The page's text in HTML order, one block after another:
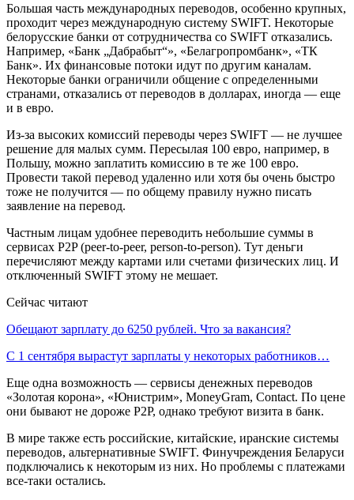
Большая часть международных переводов, особенно крупных,
проходит через международную систему SWIFT. Некоторые
белорусские банки от сотрудничества со SWIFT отказались.
Например, «Банк „Дабрабыт“», «Белагропромбанк», «ТК
Банк». Их финансовые потоки идут по другим каналам.
Некоторые банки ограничили общение с определенными
странами, отказались от переводов в долларах, иногда — еще
и в евро.
Из-за высоких комиссий переводы через SWIFT — не лучшее
решение для малых сумм. Пересылая 100 евро, например, в
Польшу, можно заплатить комиссию в те же 100 евро.
Провести такой перевод удаленно или хотя бы очень быстро
тоже не получится — по общему правилу нужно писать
заявление на перевод.
Частным лицам удобнее переводить небольшие суммы в
сервисах P2P (peer-to-peer, person-to-person). Тут деньги
перечисляют между картами или счетами физических лиц. И
отключенный SWIFT этому не мешает.
Сейчас читают
Обещают зарплату до 6250 рублей. Что за вакансия?
С 1 сентября вырастут зарплаты у некоторых работников…
Еще одна возможность — сервисы денежных переводов
«Золотая корона», «Юнистрим», MoneyGram, Contact. По цене
они бывают не дороже P2P, однако требуют визита в банк.
В мире также есть российские, китайские, иранские системы
переводов, альтернативные SWIFT. Финучреждения Беларуси
подключались к некоторым из них. Но проблемы с платежами
все-таки остались.